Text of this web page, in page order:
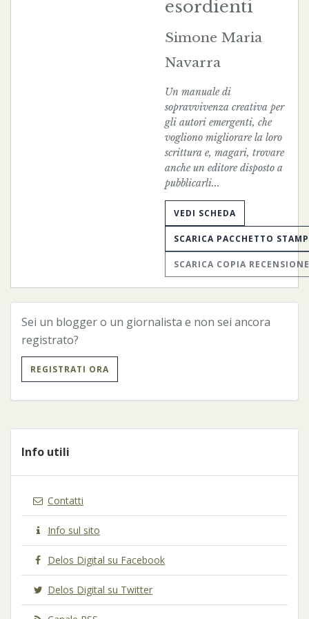
esordienti
Simone Maria
Navarra
Un manuale di
sopravvivenza creativa per
gli autori emergenti, che
vogliono migliorare la loro
scrittura e, magari, trovare
anche un editore disposto a
pubblicarli...
VEDI SCHEDA
SCARICA PACCHETTO
SCARICA COPIA RECENSIONE
Sei un blogger o un giornalista e non sei ancora
registrato?
REGISTRATI ORA
Info utili
Contatti
Info sul sito
Delos Digital su Facebook
Delos Digital su Twitter